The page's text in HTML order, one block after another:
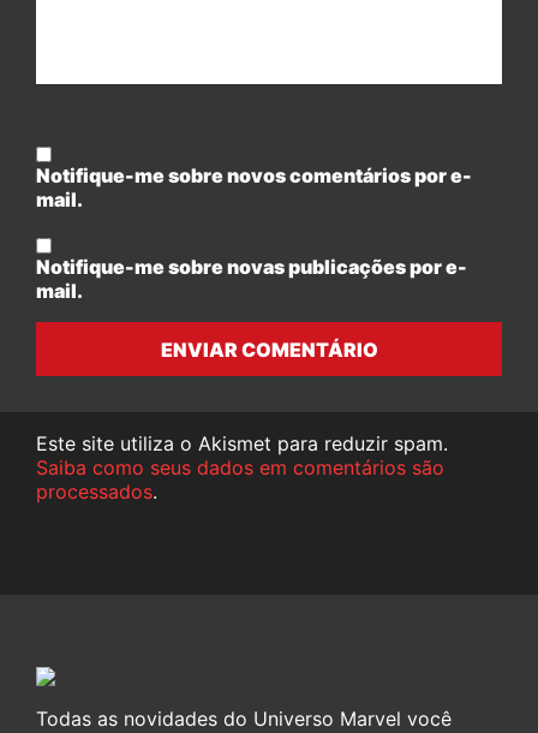
Notifique-me sobre novos comentários por e-
mail.
Notifique-me sobre novas publicações por e-
mail.
ENVIAR COMENTÁRIO
Este site utiliza o Akismet para reduzir spam.
Saiba como seus dados em comentários são
processados.
Todas as novidades do Universo Marvel você